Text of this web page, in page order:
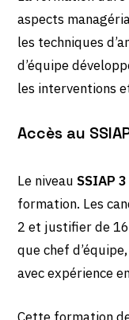
aspects
les techniques
d’équipe
les interventions
Accès au
Le niveauSSIAP 3
formation. Les
2 et justifier de
que chef
avec expérience